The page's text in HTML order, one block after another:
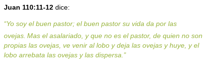
Juan 110:11-12 dice:
“Yo soy el buen pastor; el buen pastor su vida da por las
ovejas. Mas el asalariado, y que no es el pastor, de quien no son
propias las ovejas, ve venir al lobo y deja las ovejas y huye, y el
lobo arrebata las ovejas y las dispersa.”